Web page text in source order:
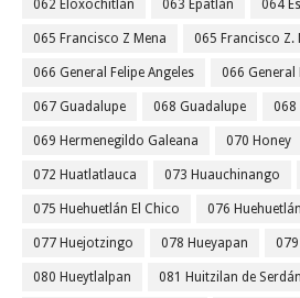
062 Eloxochitlán 063 Epatlán 064
065 Francisco Z Mena 065 Francisco Z.
066 General Felipe Angeles 066 General
067 Guadalupe 068 Guadalupe 068
069 Hermenegildo Galeana 070 Honey
072 Huatlatlauca 073 Huauchinango
075 Huehuetlán El Chico 076
077 Huejotzingo 078 Hueyapan
080 Hueytlalpan 081 Huitzilan de Serdán